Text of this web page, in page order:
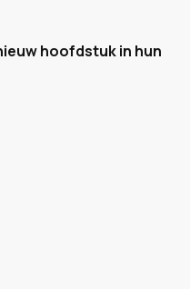
hoofdstuk in hun